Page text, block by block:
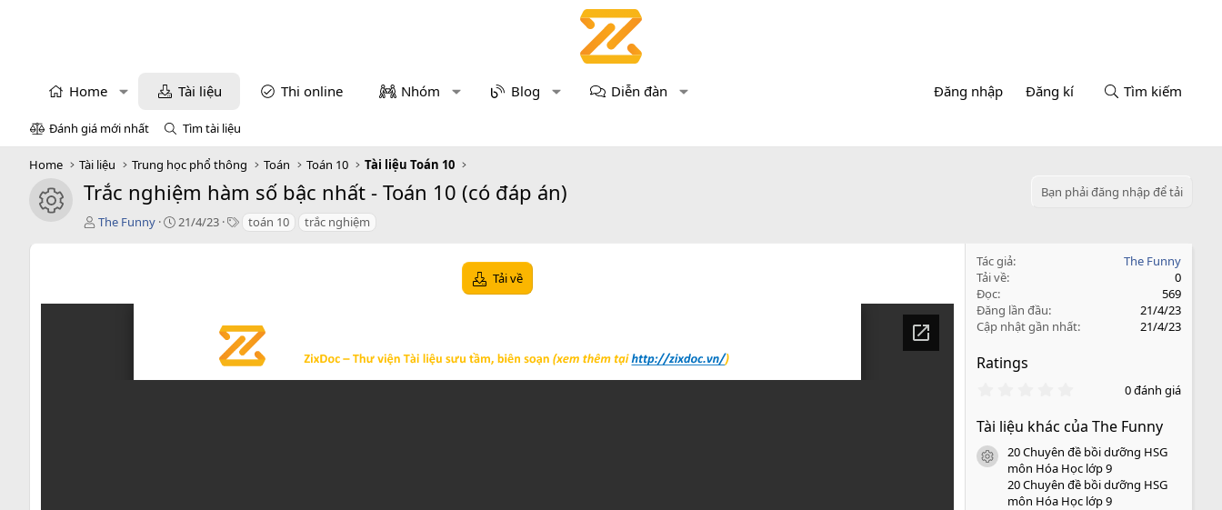
Home Tài liệu Thi online Nhóm Blog Diễn đàn Đăng nhập Đăng kí Tìm kiếm
Đánh giá mới nhất Tìm tài liệu
Home Tài liệu Trung học phổ thông Toán Toán 10 Tài liệu Toán 10
icon tài liệu
Trắc nghiệm hàm số bậc nhất - Toán 10 (có đáp án)
Bạn phải đăng nhập để tải
T
ả
The Funny
C
t
21/4/23
T toán 10 trắc nghiệm
Tải về
Tác giả
The Funny
Tải về
0
Đọc
569
Đăng lần đầu
21/4/23
Cập nhật gần nhất
21/4/23
Ratings
0
0
s
a
o
0 đánh giá
Tài liệu khác của The Funny
icon tài liệu
20 Chuyên đề bồi dưỡng HSG
môn Hóa Học lớp 9
20 Chuyên đề bồi dưỡng HSG
môn Hóa Học lớp 9